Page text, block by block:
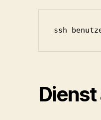
ssh